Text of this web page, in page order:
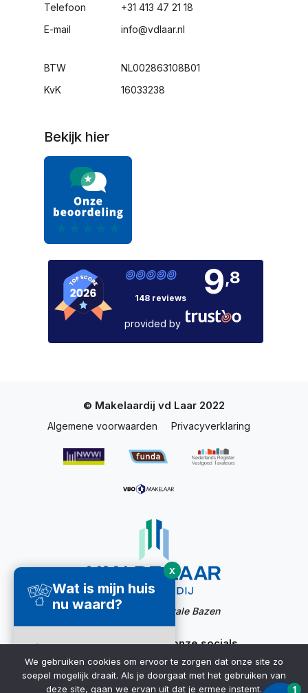
Wat is mijn huis
nu waard?
Direct een
waardecheck
ontvangen ➜
X
Telefoon
E-mail
BTW
KvK
+31 413 47 21 18
info@vdlaar.nl
NL002863108B01
16033238
Bekijk hier
148 reviews 9,8
provided by
© Makelaardij vd Laar 2022
Algemene voorwaarden Privacyverklaring
Website door: Digitale Bazen
Ook bereikbaar via onze socials
We gebruiken cookies om ervoor te zorgen dat onze site zo
soepel mogelijk draait. Als je doorgaat met het gebruiken van
deze site, gaan we ervan uit dat je ermee instemt.